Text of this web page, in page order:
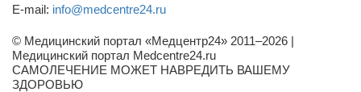
E-mail: info@medcentre24.ru
© Медицинский портал «Медцентр24» 2011–2026 |
Медицинский портал Medcentre24.ru
САМОЛЕЧЕНИЕ МОЖЕТ НАВРЕДИТЬ ВАШЕМУ
ЗДОРОВЬЮ